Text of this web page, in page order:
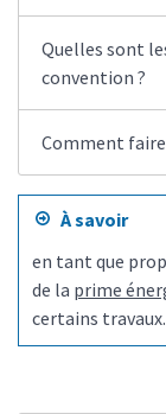
Quelles sont
convention ?
Comment
À savoir
en tant que
de la prime
certains travaux.